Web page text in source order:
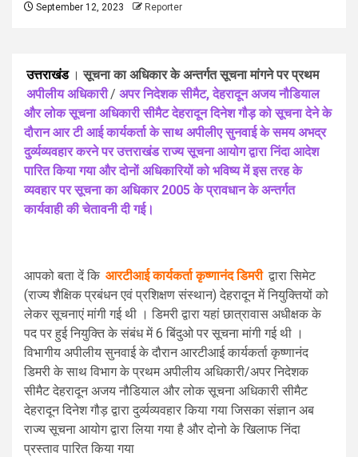
September 12, 2023 Reporter
उत्तराखंड ।सूचना का अधिकार के अन्तर्गत सूचना मांगने पर प्रथम
अपीलीय अधिकारी/ अपर निदेशक सीमैट, देहरादून अजय नौडियाल
और लोक सूचना अधिकारी सीमैट देहरादून दिनेश गौड़ को सूचना देने के
दौरान आर टी आई कार्यकर्ता के साथ अपीलीए सुनवाई के समय अभद्र
दुर्व्यव्यवहार करने पर उत्तराखंड राज्य सूचना आयोग द्वारा निंदा आदेश
पारित किया गया और दोनों अधिकारियों को भविष्य में इस तरह के
व्यवहार पर सूचना का अधिकार 2005 के प्रावधान के अन्तर्गत
कार्यवाही की चेतावनी दी गई।
आपको बता दें कि आरटीआई कार्यकर्ता कृष्णानंद डिमरी द्वारा सिमेट
(राज्य शैक्षिक प्रबंधन एवं प्रशिक्षण संस्थान) देहरादून में नियुक्तियों को
लेकर सूचनाएं मांगी गई थी । डिमरी द्वारा यहां छात्रावास अधीक्षक के
पद पर हुई नियुक्ति के संबंध में 6 बिंदुओ पर सूचना मांगी गई थी ।
विभागीय अपीलीय सुनवाई के दौरान आरटीआई कार्यकर्ता कृष्णानंद
डिमरी के साथ विभाग के प्रथम अपीलीय अधिकारी/अपर निदेशक
सीमैट देहरादून अजय नौडियाल और लोक सूचना अधिकारी सीमैट
देहरादून दिनेश गौड़ द्वारा दुर्व्यव्यवहार किया गया जिसका संज्ञान अब
राज्य सूचना आयोग द्वारा लिया गया है और दोनो के खिलाफ निंदा
प्रस्ताव पारित किया गया